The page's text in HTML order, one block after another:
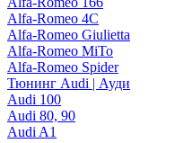
Alfa-Romeo 4C
Alfa-Romeo Giulietta
Alfa-Romeo MiTo
Alfa-Romeo Spider
Тюнинг Audi | Ауди
Audi 100
Audi 80, 90
Audi A1